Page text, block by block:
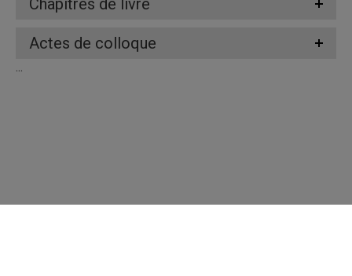
Chapitres de livre
Actes de colloque
...